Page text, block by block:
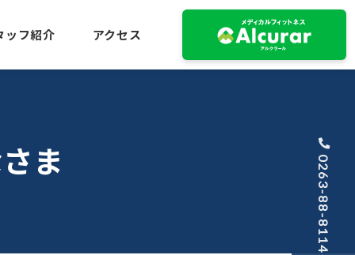
ッフ紹介 アクセス
ま 0263-88-8114